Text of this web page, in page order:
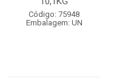
Código: 75948
Embalagem: UN